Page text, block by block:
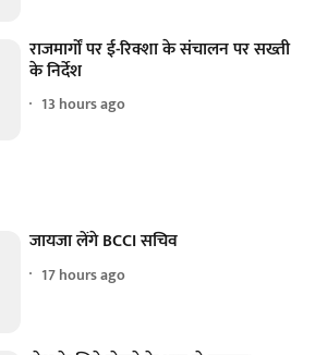
राजमार्गों पर ई-रिक्शा के संचालन पर सख्ती
के निर्देश
13 hours ago
जायजा लेंगे BCCI सचिव
17 hours ago